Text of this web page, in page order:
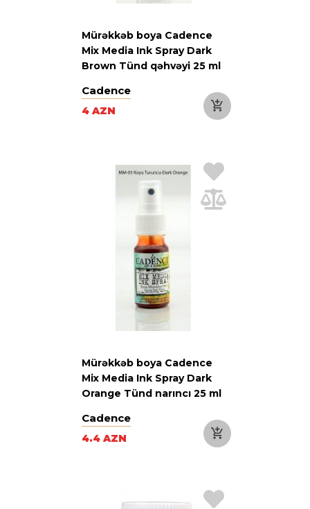
Mürəkkəb boya Cadence
Mix Media Ink Spray Dark
Brown Tünd qəhvəyi 25 ml
Cadence
4 AZN
Mürəkkəb boya Cadence
Mix Media Ink Spray Dark
Orange Tünd narıncı 25 ml
Cadence
4.4 AZN